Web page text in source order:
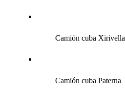
Camión cuba Xirivella
Camión cuba Paterna